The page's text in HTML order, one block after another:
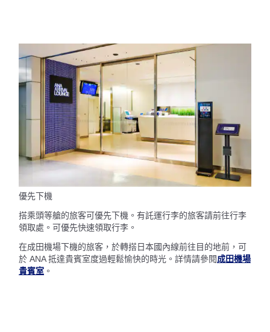
優先下機
搭乘頭等艙的旅客可優先下機。有託運行李的旅客請前往行李
領取處。可優先快速領取行李。
在成田機場下機的旅客，於轉搭日本國內線前往目的地前，可
於 ANA 抵達貴賓室度過輕鬆愉快的時光。詳情請參閱成田機場
貴賓室 。